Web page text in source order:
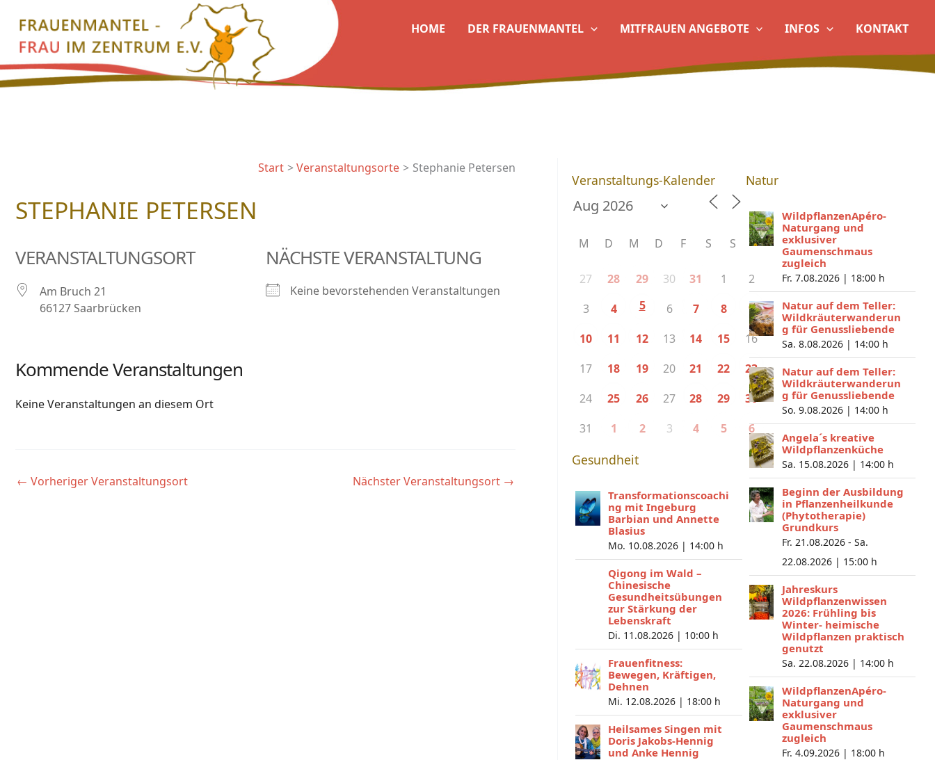
Inhalt
springen
HOME DER FRAUENMANTEL MITFRAUEN ANGEBOTE INFOS KONTAKT
Start Veranstaltungsorte Stephanie Petersen
STEPHANIE PETERSEN
VERANSTALTUNGSORT
Am Bruch 21
66127 Saarbrücken
NÄCHSTE VERANSTALTUNG
Keine bevorstehenden Veranstaltungen
Kommende Veranstaltungen
Keine Veranstaltungen an diesem Ort
← Vorheriger Veranstaltungsort Nächster Veranstaltungsort →
Veranstaltungs-Kalender
M D M D F S S
27 28 29 30 31 1
2
3
4 5 6 7 8
9
10
11 12 13 14 15
16
17
18 19 20 21 22
23
24
25 26 27 28 29
30
31
1 2 3 4 5 6
Gesundheit
Transformationscoachi
ng mit Ingeburg
Barbian und Annette
Blasius
Mo. 10.08.2026 | 14:00 h
Qigong im Wald –
Chinesische
Gesundheitsübungen
zur Stärkung der
Lebenskraft
Di. 11.08.2026 | 10:00 h
Frauenfitness:
Bewegen, Kräftigen,
Dehnen
Mi. 12.08.2026 | 18:00 h
Heilsames Singen mit
Doris Jakobs-Hennig
und Anke Hennig
Natur
WildpflanzenApéro-
Naturgang und
exklusiver
Gaumenschmaus
zugleich
Fr. 7.08.2026 | 18:00 h
Natur auf dem Teller:
Wildkräuterwanderun
g für Genussliebende
Sa. 8.08.2026 | 14:00 h
Natur auf dem Teller:
Wildkräuterwanderun
g für Genussliebende
So. 9.08.2026 | 14:00 h
Angela´s kreative
Wildpflanzenküche
Sa. 15.08.2026 | 14:00 h
Beginn der Ausbildung
in Pflanzenheilkunde
(Phytotherapie)
Grundkurs
Fr. 21.08.2026 - Sa.
22.08.2026 | 15:00 h
Jahreskurs
Wildpflanzenwissen
2026: Frühling bis
Winter- heimische
Wildpflanzen praktisch
genutzt
Sa. 22.08.2026 | 14:00 h
WildpflanzenApéro-
Naturgang und
exklusiver
Gaumenschmaus
zugleich
Fr. 4.09.2026 | 18:00 h